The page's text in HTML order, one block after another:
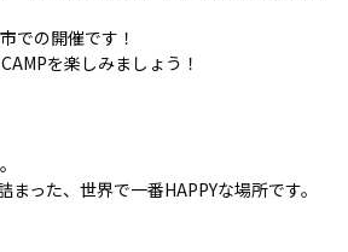
での開催です！
を楽しみましょう！
った、世界で一番HAPPYな場所です。